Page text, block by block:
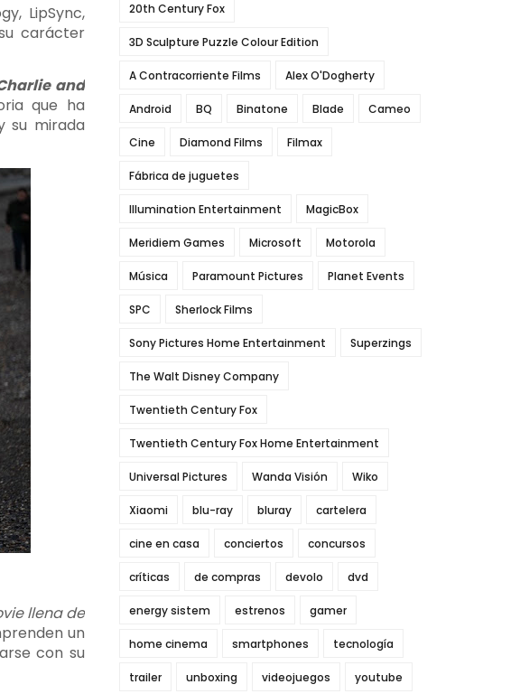
LipSync,
carácter
and
que ha
su mirada
llena de
un
con su
20th Century Fox
3D Sculpture Puzzle Colour Edition
A Contracorriente Films Alex O'Dogherty
Android BQ Binatone Blade Cameo
Cine Diamond Films Filmax
Fábrica de juguetes
Illumination Entertainment MagicBox
Meridiem Games Microsoft Motorola
Música Paramount Pictures Planet Events
SPC Sherlock Films
Sony Pictures Home Entertainment Superzings
The Walt Disney Company
Twentieth Century Fox
Twentieth Century Fox Home Entertainment
Universal Pictures Wanda Visión Wiko
Xiaomi blu-ray bluray cartelera
cine en casa conciertos concursos
críticas de compras devolo dvd
energy sistem estrenos gamer
home cinema smartphones tecnología
trailer unboxing videojuegos youtube